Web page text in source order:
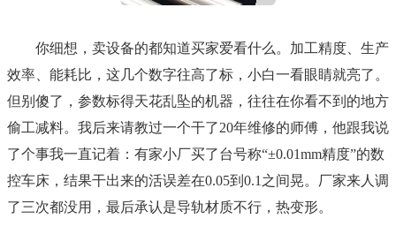
你细想，卖设备的都知道买家爱看什么。加工精度、生产
效率、能耗比，这几个数字往高了标，小白一看眼睛就亮了。
但别傻了，参数标得天花乱坠的机器，往往在你看不到的地方
偷工减料。我后来请教过一个干了20年维修的师傅，他跟我说
了个事我一直记着：有家小厂买了台号称“±0.01mm精度”的数
控车床，结果干出来的活误差在0.05到0.1之间晃。厂家来人调
了三次都没用，最后承认是导轨材质不行，热变形。